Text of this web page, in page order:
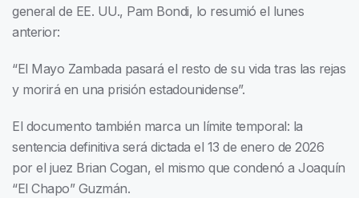
general de EE. UU., Pam Bondi, lo resumió el lunes
anterior:
“El Mayo Zambada pasará el resto de su vida tras las rejas
y morirá en una prisión estadounidense”.
El documento también marca un límite temporal: la
sentencia definitiva será dictada el 13 de enero de 2026
por el juez Brian Cogan, el mismo que condenó a Joaquín
“El Chapo” Guzmán.